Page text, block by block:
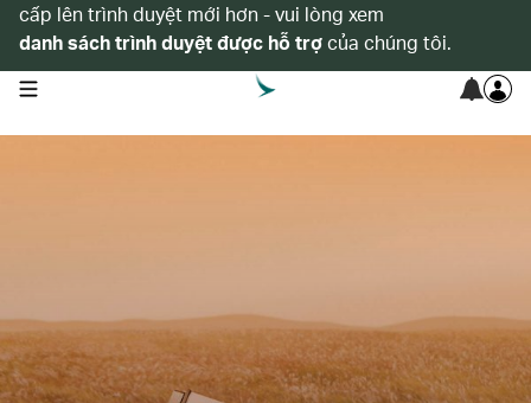
cấp lên trình duyệt mới hơn - vui lòng xem
danh sách trình duyệt được hỗ trợcủa chúng tôi.
open navigation menu